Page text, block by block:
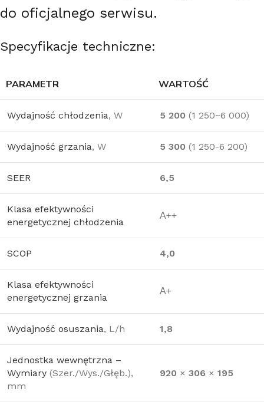
do oficjalnego serwisu.
Specyfikacje techniczne:
PARAMETR WARTOŚĆ
Wydajność chłodzenia, W 5 200 (1 250~6 000)
Wydajność grzania, W 5 300 (1 250-6 200)
SEER 6,5
Klasa efektywności
energetycznej chłodzenia
А++
SCOP 4,0
Klasa efektywności
energetycznej grzania
А+
Wydajność osuszania, L/h 1,8
Jednostka wewnętrzna –
Wymiary (Szer./Wys./Głęb.),
mm
920 × 306 × 195